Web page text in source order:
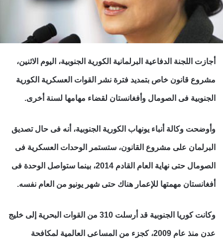
أجازت اللجنة الدفاعية البرلمانية الكورية الجنوبية، اليوم الاثنين،
مشروع قانون خاص بتمديد فترة نشر القوات العسكرية الكورية
الجنوبية فى الصومال وأفغانستان لقضاء مهامها لسنة أخرى.
وأوضحت وكالة أنباء يونهاب الكورية الجنوبية، أنه فى حال تصديق
البرلمان على مشروع القانون، ستستمر الوحدات العسكرية فى
الصومال حتى نهاية العام القادم 2014، بينما ستواصل الوحدة فى
أفغانستان مهمتها للإعمار هناك حتى شهر يونيو من العام نفسه.
وكانت كوريا الجنوبية قد أرسلت 310 من القوات البحرية إلى خليج
عدن منذ عام 2009، كجزء من المساعى العالمية لمكافحة